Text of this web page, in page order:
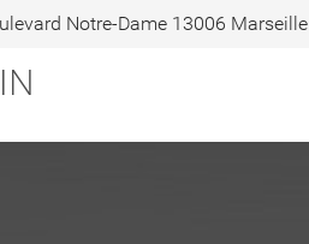
Notre-Dame 13006 Marseille